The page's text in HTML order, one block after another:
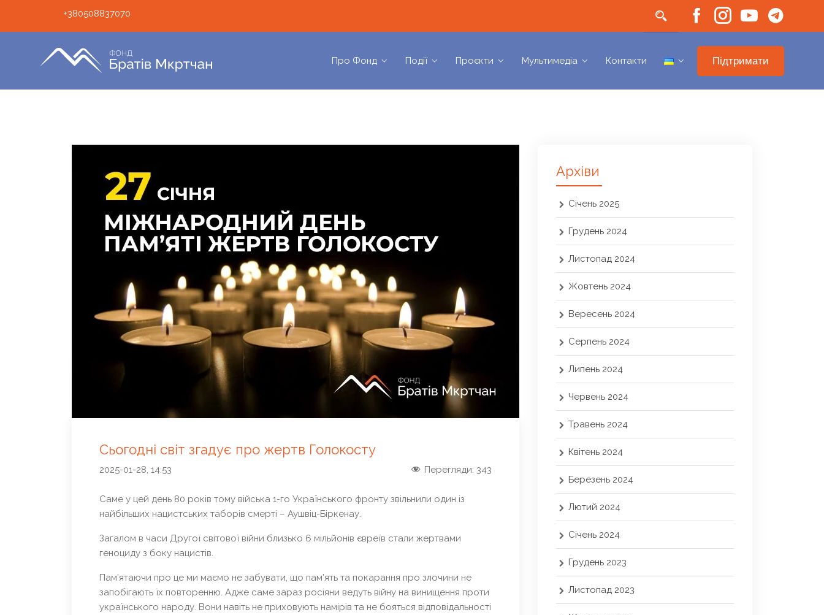
+380508837070
Про Фонд Події Проєкти Мультимедіа Контакти Підтримати
Сьогодні світ згадує про жертв Голокосту
2025-01-28, 14:53 Перегляди: 343
Саме у цей день 80 років тому війська 1-го Українського фронту звільнили один із
найбільших нацистських таборів смерті – Аушвіц-Біркенау.
Загалом в часи Другої світової війни близько 6 мільйонів євреїв стали жертвами
геноциду з боку нацистів.
Пам’ятаючи про це ми маємо не забувати, що пам’ять та покарання про злочини не
запобігають їх повторенню. Адже саме зараз росіяни ведуть війну на винищення проти
українського народу. Вони навіть не приховують намірів та не бояться відповідальності
Архіви
Січень 2025
Грудень 2024
Листопад 2024
Жовтень 2024
Вересень 2024
Серпень 2024
Липень 2024
Червень 2024
Травень 2024
Квітень 2024
Березень 2024
Лютий 2024
Січень 2024
Грудень 2023
Листопад 2023